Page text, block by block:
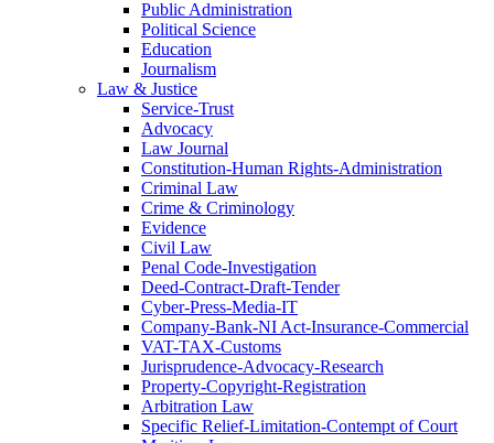
Public Administration
Political Science
Education
Journalism
Law & Justice
Service-Trust
Advocacy
Law Journal
Constitution-Human Rights-Administration
Criminal Law
Crime & Criminology
Evidence
Civil Law
Penal Code-Investigation
Deed-Contract-Draft-Tender
Cyber-Press-Media-IT
Company-Bank-NI Act-Insurance-Commercial
VAT-TAX-Customs
Jurisprudence-Advocacy-Research
Property-Copyright-Registration
Arbitration Law
Specific Relief-Limitation-Contempt of Court